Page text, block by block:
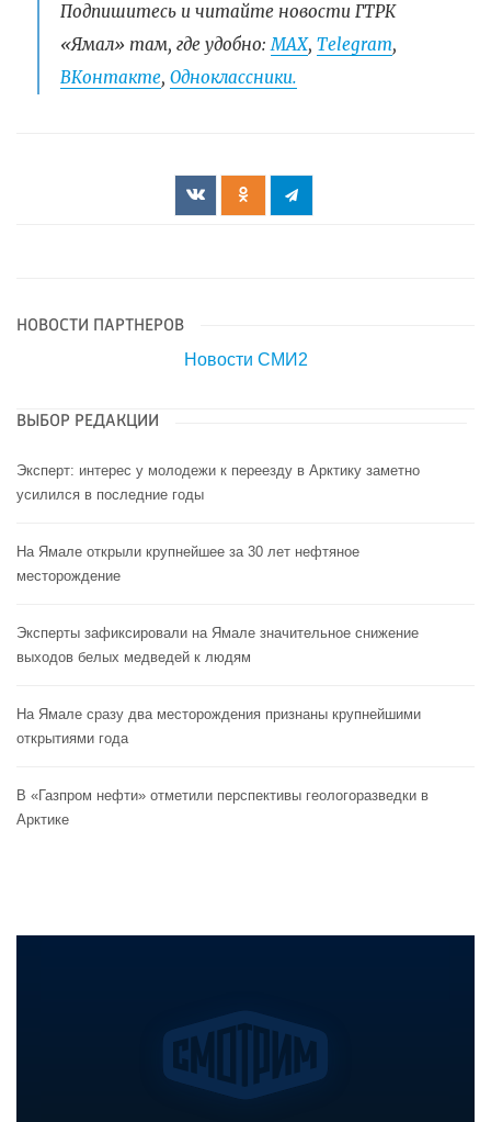
Подпишитесь и читайте новости ГТРК
«Ямал» там, где удобно:МАХ, Telegram,
ВКонтакте, Одноклассники.
НОВОСТИ ПАРТНЕРОВ
Новости СМИ2
ВЫБОР РЕДАКЦИИ
Эксперт: интерес у молодежи к переезду в Арктику заметно
усилился в последние годы
На Ямале открыли крупнейшее за 30 лет нефтяное
месторождение
Эксперты зафиксировали на Ямале значительное снижение
выходов белых медведей к людям
На Ямале сразу два месторождения признаны крупнейшими
открытиями года
В «Газпром нефти» отметили перспективы геологоразведки в
Арктике